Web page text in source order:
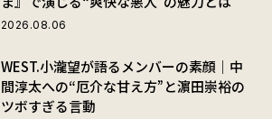
2026.08.06
WEST.小瀧望が語るメンバーの素顔｜中
間淳太への“厄介な甘え方”と濵田崇裕の
ツボすぎる言動